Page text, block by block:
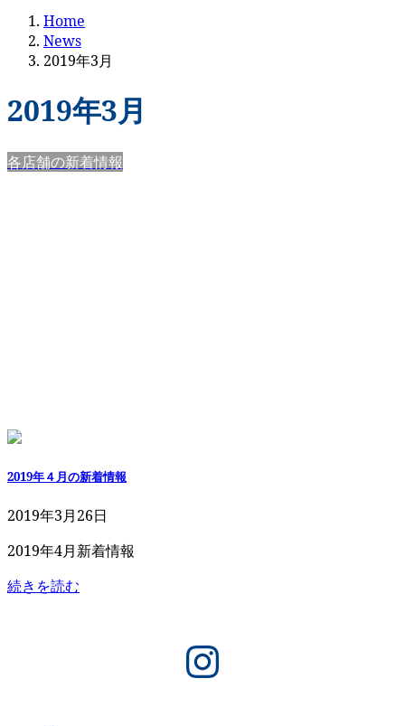
Home
News
2019年3月
2019年3月
各店舗の新着情報
2019年４月の新着情報
2019年3月26日
2019年4月新着情報
続きを読む
Instagram